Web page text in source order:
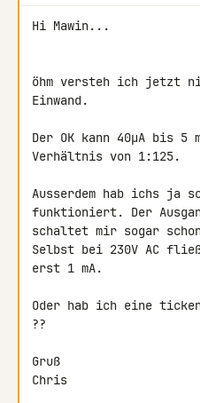
Hi Mawin...
öhm versteh ich jetzt
Einwand.
Der OK kann 40µA bis
Verhältnis von 1:125.
Ausserdem hab ichs ja
funktioniert. Der
schaltet mir sogar
Selbst bei 230V AC
erst 1 mA.
Oder hab ich eine
??
Gruß
Chris